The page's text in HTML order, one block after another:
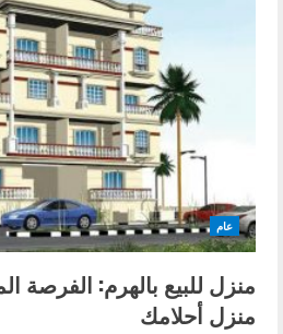
عام
منزل للبيع بالهرم: الفرصة
منزل أحلامك